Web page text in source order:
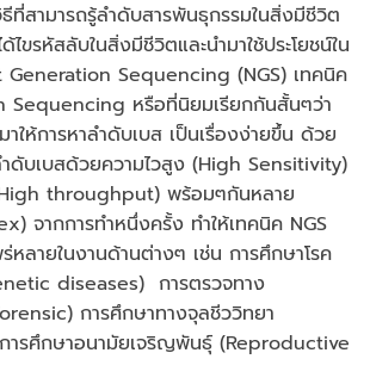
ที่สามารถรู้ลำดับสารพันธุกรรมในสิ่งมีชีวิต
ไขรหัสลับในสิ่งมีชีวิตและนำมาใช้ประโยชน์ใน
Sequencing (NGS) เทคนิค
Sequencing หรือที่นิยมเรียกกันสั้นๆว่า
ให้การหาลำดับเบส เป็นเรื่องง่ายขึ้น ด้วย
ดับเบสด้วยความไวสูง (High Sensitivity)
throughput) พร้อมๆกันหลาย
จากการทำหนึ่งครั้ง ทำให้เทคนิค NGS
หลายในงานด้านต่างๆ เช่น การศึกษาโรค
diseases) การตรวจทาง
การศึกษาทางจุลชีววิทยา
รศึกษาอนามัยเจริญพันธุ์ (Reproductive